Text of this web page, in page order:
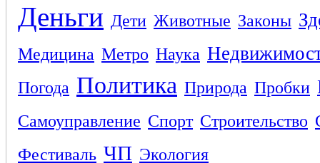
Деньги Дети Животные Законы
Медицина Метро Наука
Погода Политика Природа Пробки
Самоуправление Спорт Строительство
Фестиваль ЧП Экология